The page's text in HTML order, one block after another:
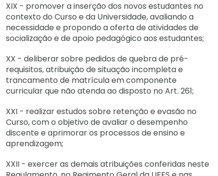
XIX - promover a inserção dos novos estudantes no
contexto do Curso e da Universidade, avaliando a
necessidade e propondo a oferta de atividades de
socialização e de apoio pedagógico aos estudantes;
XX - deliberar sobre pedidos de quebra de pré-
requisitos, atribuição de situação incompleta e
trancamento de matrícula em componente
curricular que não atenda ao disposto no Art. 261;
XXI - realizar estudos sobre retenção e evasão no
Curso, com o objetivo de avaliar o desempenho
discente e aprimorar os processos de ensino e
aprendizagem;
XXII - exercer as demais atribuições conferidas neste